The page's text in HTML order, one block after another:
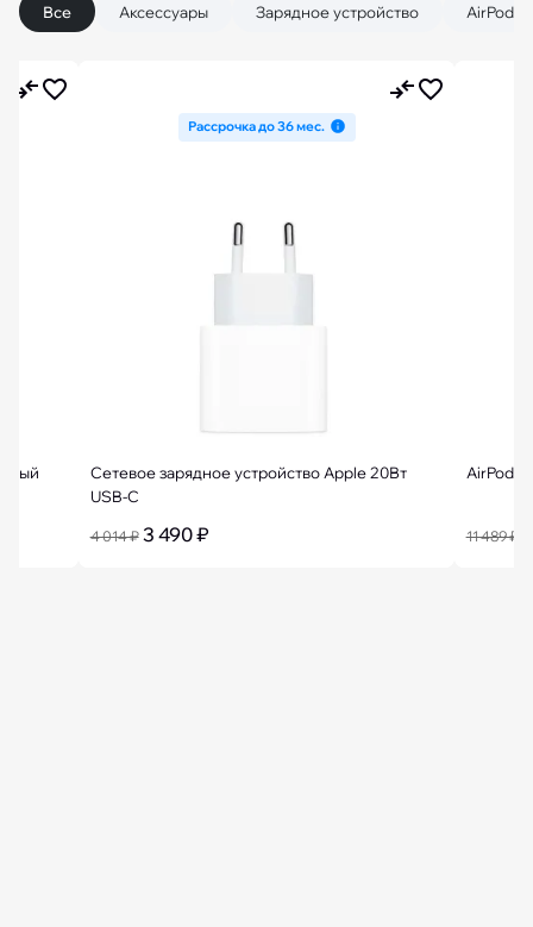
Все Аксессуары Зарядное устройство AirPods
Рассрочка до 36 мес.
Сетевое зарядное устройство Apple 20Вт
USB-C
4 014 ₽ 3 490 ₽
AirPods
11 489 ₽